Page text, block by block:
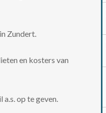
Zundert.
en kosters van
op te geven.